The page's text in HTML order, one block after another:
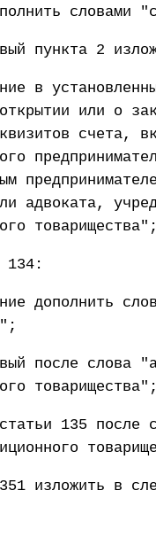
словами
пункта 2
в
или о
счета,
адвоката,
134:
дополнить
после слова
135 после
изложить в